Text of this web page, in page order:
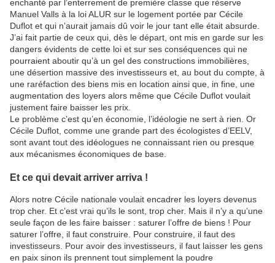
enchanté par l’enterrement de première classe que réserve
Manuel Valls à la loi ALUR sur le logement portée par Cécile
Duflot et qui n’aurait jamais dû voir le jour tant elle était absurde.
J’ai fait partie de ceux qui, dès le départ, ont mis en garde sur les
dangers évidents de cette loi et sur ses conséquences qui ne
pourraient aboutir qu’à un gel des constructions immobilières,
une désertion massive des investisseurs et, au bout du compte, à
une raréfaction des biens mis en location ainsi que, in fine, une
augmentation des loyers alors même que Cécile Duflot voulait
justement faire baisser les prix.
Le problème c’est qu’en économie, l’idéologie ne sert à rien. Or
Cécile Duflot, comme une grande part des écologistes d’EELV,
sont avant tout des idéologues ne connaissant rien ou presque
aux mécanismes économiques de base.
Et ce qui devait arriver arriva !
Alors notre Cécile nationale voulait encadrer les loyers devenus
trop cher. Et c’est vrai qu’ils le sont, trop cher. Mais il n’y a qu’une
seule façon de les faire baisser : saturer l’offre de biens ! Pour
saturer l’offre, il faut construire. Pour construire, il faut des
investisseurs. Pour avoir des investisseurs, il faut laisser les gens
en paix sinon ils prennent tout simplement la poudre